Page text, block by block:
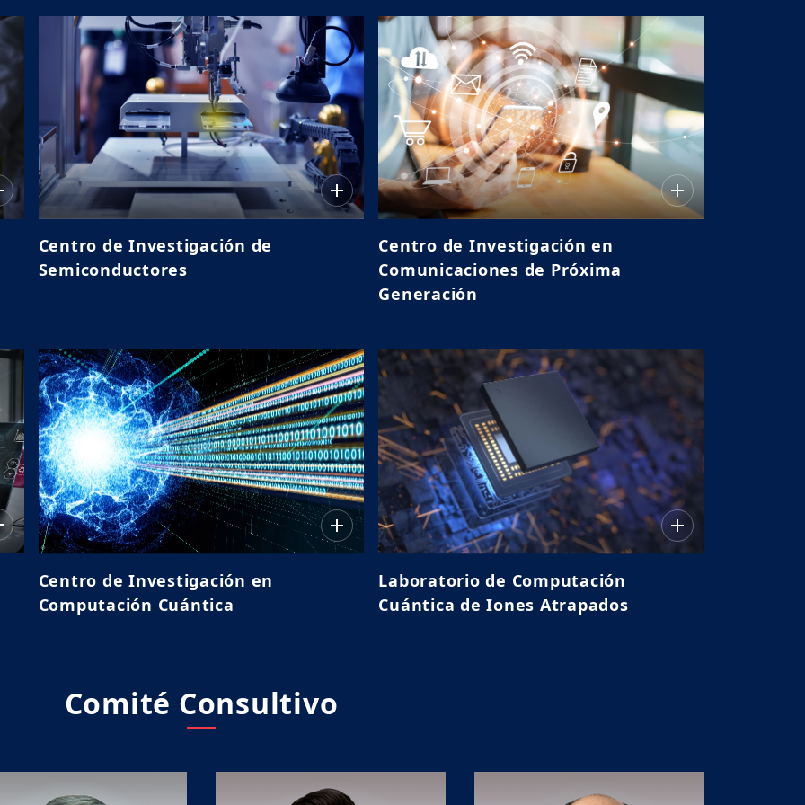
Centro de Investigación de
Semiconductores
Centro de Investigación en
Comunicaciones de Próxima
Generación
Centro de Investigación en
Computación Cuántica
Laboratorio de Computación
Cuántica de Iones Atrapados
Comité Consultivo